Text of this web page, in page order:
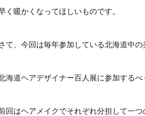
く暖かくなってほしいものです。
て、今回は毎年参加している北海道中
海道ヘアデザイナー百人展に参加するべ
回はヘアメイクでそれぞれ分担して一つ